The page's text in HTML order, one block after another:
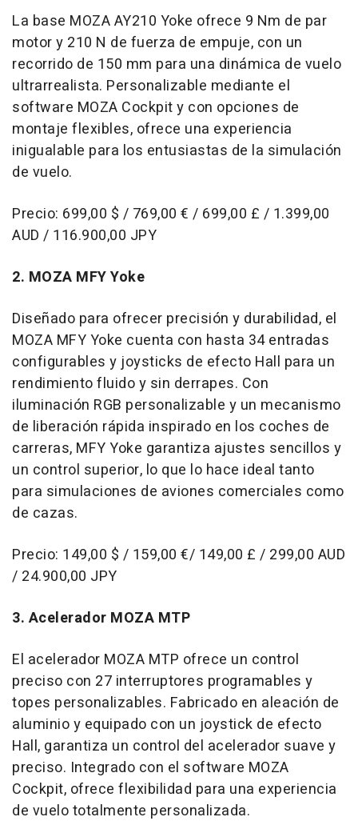
La base MOZA AY210 Yoke ofrece 9 Nm de par
motor y 210 N de fuerza de empuje, con un
recorrido de 150 mm para una dinámica de vuelo
ultrarrealista. Personalizable mediante el
software MOZA Cockpit y con opciones de
montaje flexibles, ofrece una experiencia
inigualable para los entusiastas de la simulación
de vuelo.
Precio: 699,00 $ / 769,00 € / 699,00 £ / 1.399,00
AUD / 116.900,00 JPY
2. MOZA MFY Yoke
Diseñado para ofrecer precisión y durabilidad, el
MOZA MFY Yoke cuenta con hasta 34 entradas
configurables y joysticks de efecto Hall para un
rendimiento fluido y sin derrapes. Con
iluminación RGB personalizable y un mecanismo
de liberación rápida inspirado en los coches de
carreras, MFY Yoke garantiza ajustes sencillos y
un control superior, lo que lo hace ideal tanto
para simulaciones de aviones comerciales como
de cazas.
Precio: 149,00 $ / 159,00 €/ 149,00 £ / 299,00 AUD
/ 24.900,00 JPY
3. Acelerador MOZA MTP
El acelerador MOZA MTP ofrece un control
preciso con 27 interruptores programables y
topes personalizables. Fabricado en aleación de
aluminio y equipado con un joystick de efecto
Hall, garantiza un control del acelerador suave y
preciso. Integrado con el software MOZA
Cockpit, ofrece flexibilidad para una experiencia
de vuelo totalmente personalizada.